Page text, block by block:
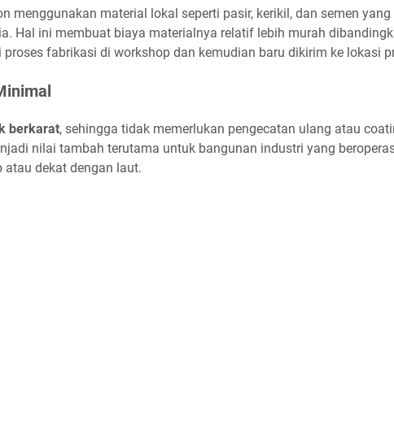
menggunakan material lokal seperti pasir, kerikil, dan semen
Hal ini membuat biaya materialnya relatif lebih murah
fabrikasi di workshop dan kemudian baru dikirim ke lokasi
berkarat, sehingga tidak memerlukan pengecatan ulang atau
nilai tambah terutama untuk bangunan industri yang
atau dekat dengan laut.